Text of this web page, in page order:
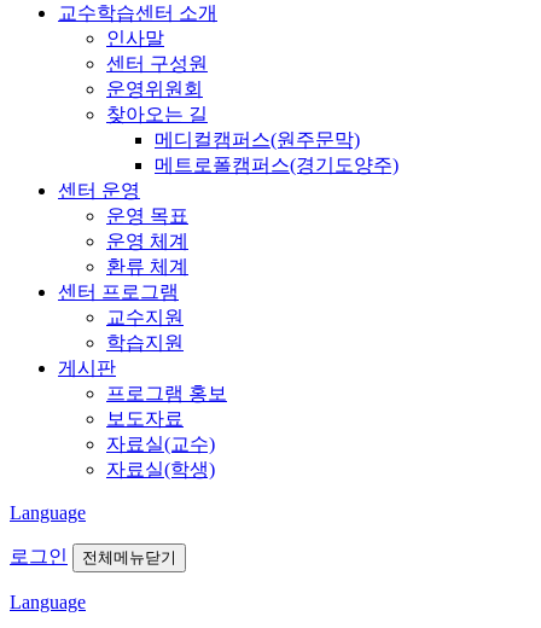
교수학습센터 소개
인사말
센터 구성원
운영위원회
찾아오는 길
메디컬캠퍼스(원주문막)
메트로폴캠퍼스(경기도양주)
센터 운영
운영 목표
운영 체계
환류 체계
센터 프로그램
교수지원
학습지원
게시판
프로그램 홍보
보도자료
자료실(교수)
자료실(학생)
Language
로그인 전체메뉴닫기
Language